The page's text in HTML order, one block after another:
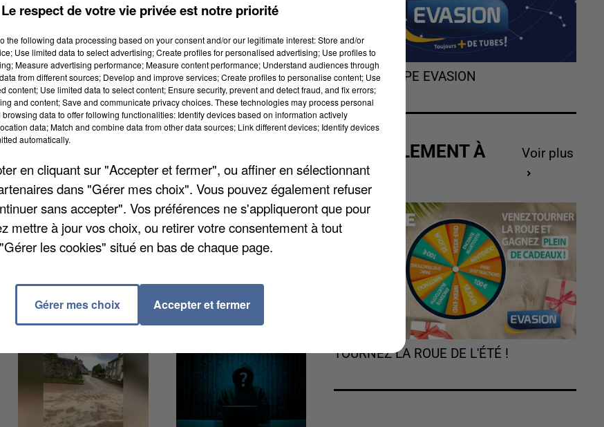
de 2026, dans le sud de la Seine-et-
un deuxième mandat à la tête de la petite ville
que la moitié de sa liste sera composée de
L'HOROSCOPE EVASION
ACTUELLEMENT À
GAGNER
Voir plus
TOURNEZ LA ROUE DE L'ÉTÉ !
Le respect de votre vie privée est notre priorité
the following data processing based on your consent and/or our legitimate interest: Store and/or
Use limited data to select advertising; Create profiles for personalised advertising; Use profiles to
Measure advertising performance; Measure content performance; Understand audiences through
from different sources; Develop and improve services; Create profiles to personalise content; Use
content; Use limited data to select content; Ensure security, prevent and detect fraud, and fix errors;
and content; Save and communicate privacy choices. These technologies may process personal
data to offer following functionalities: Identify devices based on information actively
data; Match and combine data from other data sources; Link different devices; Identify devices
automatically.
en cliquant sur "Accepter et fermer", ou affiner en sélectionnant
dans "Gérer mes choix". Vous pouvez également refuser
sans accepter". Vos préférences ne s'appliqueront que pour
mettre à jour vos choix, ou retirer votre consentement à tout
les cookies" situé en bas de chaque page.
Gérer mes choix Accepter et fermer